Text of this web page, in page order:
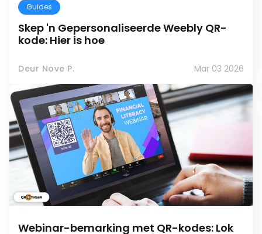
Guides
Skep 'n Gepersonaliseerde Weebly QR-
kode: Hier is hoe
Deur Nove P. Mar 03 2026
Webinar-bemarking met QR-kodes: Lok